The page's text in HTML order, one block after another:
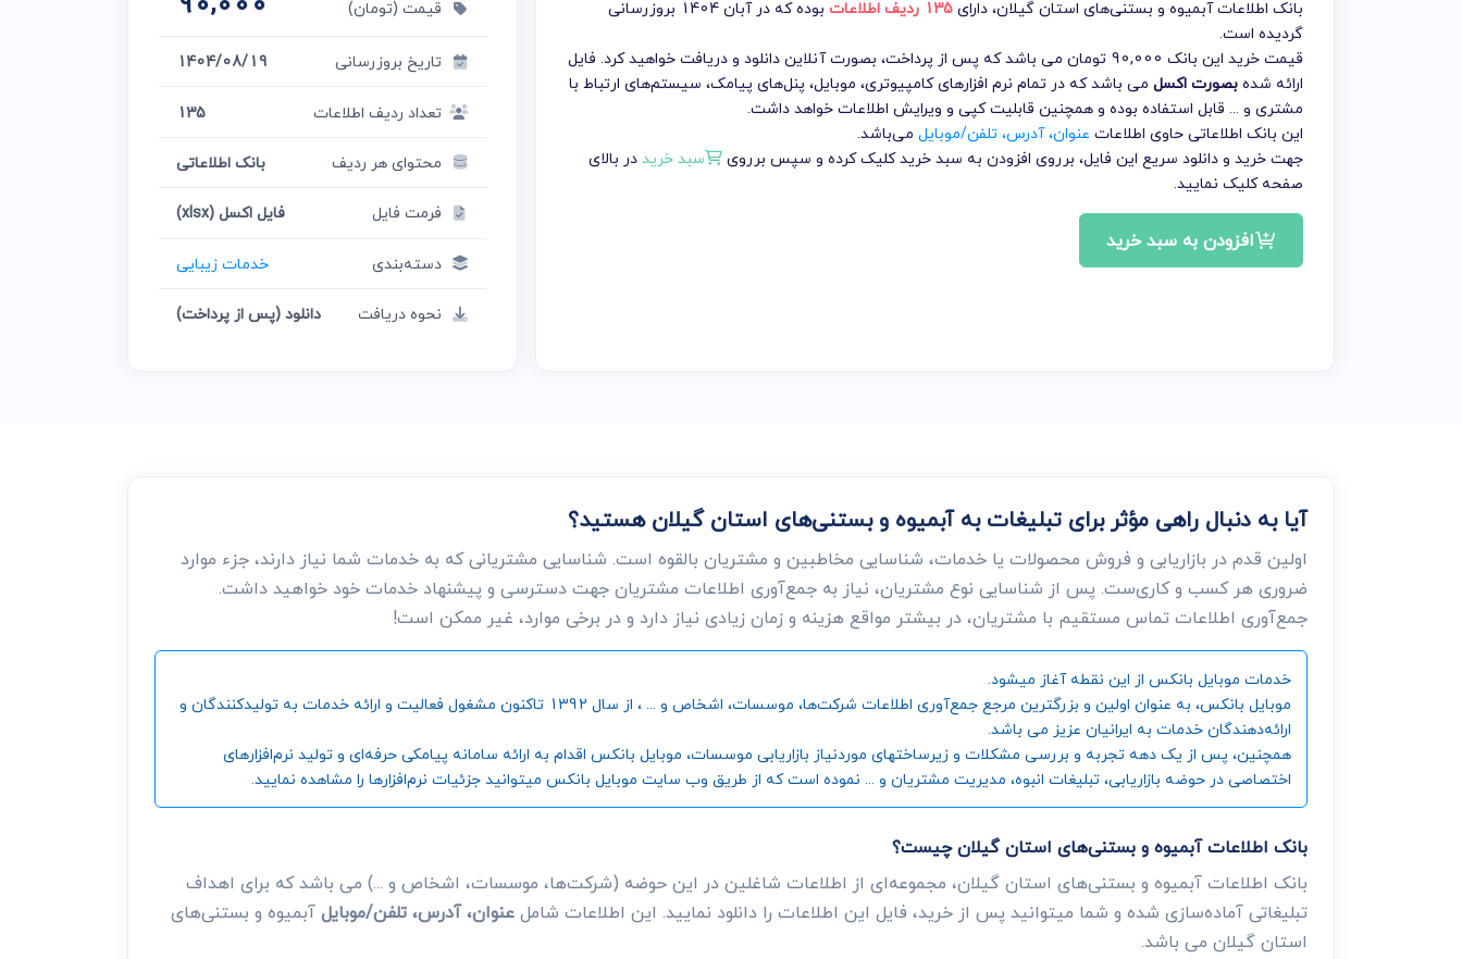
بانک اطلاعات آبمیوه و بستنی‌های استان گیلان، دارای135 ردیف اطلاعات
بوده که در آبان 1404 بروزرسانی
گردیده است.
قیمت خرید این بانک 90,000 تومان می باشد که پس از پرداخت، بصورت آنلاین دانلود و دریافت خواهید کرد. فایل
ارائه شدهبصورت اکسل می باشد که در تمام نرم افزارهای کامپیوتری، موبایل، پنل‌های پیامک، سیستم‌های ارتباط با
مشتری و ... قابل استفاده بوده و همچنین قابلیت کپی و ویرایش اطلاعات خواهد داشت.
این بانک اطلاعاتی حاوی اطلاعات عنوان، آدرس، تلفن/موبایل می‌باشد.
جهت خرید و دانلود سریع این فایل، برروی افزودن به سبد خرید کلیک کرده و سپس برروی
سبد خریددر بالای
صفحه کلیک نمایید.
افزودن به سبد خرید
قیمت (تومان)
تاریخ بروزرسانی
1404/08/19
تعداد ردیف اطلاعات
135
محتوای هر ردیف
بانک اطلاعاتی
فرمت فایل
فایل اکسل (xlsx)
دسته‌بندی
خدمات زیبایی
نحوه دریافت
دانلود (پس از پرداخت)
آیا به دنبال راهی مؤثر برای تبلیغات به آبمیوه و بستنی‌های استان گیلان هستید؟
اولین قدم در بازاریابی و فروش محصولات یا خدمات، شناسایی مخاطبین و مشتریان بالقوه است. شناسایی مشتریانی که به خدمات شما نیاز دارند، جزء موارد
ضروری هر کسب و کاری‌ست. پس از شناسایی نوع مشتریان، نیاز به جمع‌آوری اطلاعات مشتریان جهت دسترسی و پیشنهاد خدمات خود خواهید داشت.
جمع‌آوری اطلاعات تماس مستقیم با مشتریان، در بیشتر مواقع هزینه و زمان زیادی نیاز دارد و در برخی موارد، غیر ممکن است!
خدمات موبایل بانکس از این نقطه آغاز میشود.
موبایل بانکس، به عنوان اولین و بزرگترین مرجع جمع‌آوری اطلاعات شرکت‌ها، موسسات، اشخاص و ... ، از سال 1392 تاکنون مشغول فعالیت و ارائه خدمات به تولیدکنندگان و
ارائه‌دهندگان خدمات به ایرانیان عزیز می باشد.
همچنین، پس از یک دهه تجربه و بررسی مشکلات و زیرساختهای موردنیاز بازاریابی موسسات، موبایل بانکس اقدام به ارائه سامانه‌ پیامکی حرفه‌ای و تولید نرم‌افزارهای
اختصاصی در حوضه بازاریابی، تبلیغات انبوه، مدیریت مشتریان و ... نموده است که از طریق وب سایت موبایل بانکس میتوانید جزئیات نرم‌افزارها را مشاهده نمایید.
بانک اطلاعات آبمیوه و بستنی‌های استان گیلان چیست؟
بانک اطلاعات آبمیوه و بستنی‌های استان گیلان، مجموعه‌ای از اطلاعات شاغلین در این حوضه (شرکت‌ها، موسسات، اشخاص و ...) می باشد که برای اهداف
تبلیغاتی آماده‌سازی شده و شما میتوانید پس از خرید، فایل این اطلاعات را دانلود نمایید. این اطلاعات شاملعنوان، آدرس، تلفن/موبایلآبمیوه و بستنی‌های
استان گیلان می باشد.